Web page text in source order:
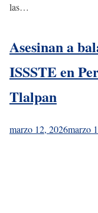
las…
Asesinan a
ISSSTE en
Tlalpan
marzo 12, 2026marzo